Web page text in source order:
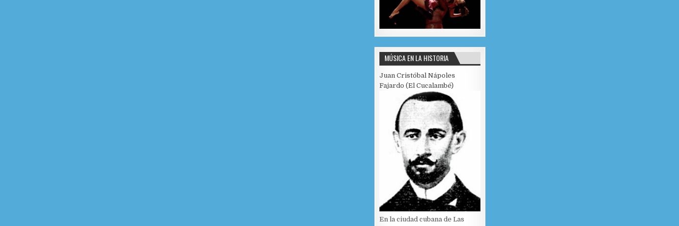
MÚSICA EN LA HISTORIA
Juan Cristóbal Nápoles
Fajardo (El Cucalambé)
En la ciudad cubana de Las